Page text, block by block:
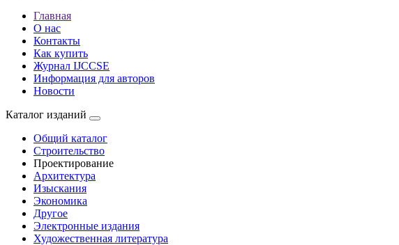
Главная
О нас
Контакты
Как купить
Журнал IJCCSE
Информация для авторов
Новости
Каталог изданий
Общий каталог
Строительство
Проектирование
Архитектура
Изыскания
Экономика
Другое
Электронные издания
Художественная литература